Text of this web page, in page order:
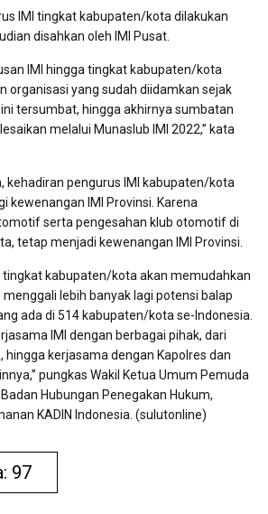
IMI tingkat kabupaten/kota dilakukan
disahkan oleh IMI Pusat.
IMI hingga tingkat kabupaten/kota
organisasi yang sudah diidamkan sejak
tersumbat, hingga akhirnya sumbatan
melalui Munaslub IMI 2022,” kata
kehadiran pengurus IMI kabupaten/kota
kewenangan IMI Provinsi. Karena
serta pengesahan klub otomotif di
tetap menjadi kewenangan IMI Provinsi.
tingkat kabupaten/kota akan memudahkan
lebih banyak lagi potensi balap
ada di 514 kabupaten/kota se-Indonesia.
IMI dengan berbagai pihak, dari
kerjasama dengan Kapolres dan
pungkas Wakil Ketua Umum Pemuda
Hubungan Penegakan Hukum,
KADIN Indonesia. (sulutonline)
97